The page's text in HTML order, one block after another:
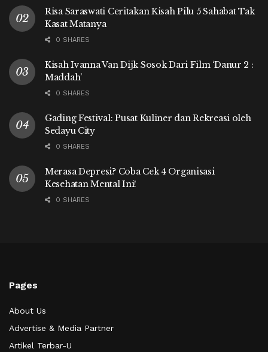
Risa Saraswati Ceritakan Kisah Pilu 5 Sahabat Tak
Kasat Matanya
0 SHARES
Kisah Ivanna Van Dijk Sosok Dari Film ‘Danur 2 :
Maddah’
0 SHARES
Gading Festival: Pusat Kuliner dan Rekreasi oleh
Sedayu City
0 SHARES
Merasa Depresi? Coba Cek 4 Organisasi
Kesehatan Mental Ini!
0 SHARES
Pages
About Us
Advertise & Media Partner
Artikel Terbar-U